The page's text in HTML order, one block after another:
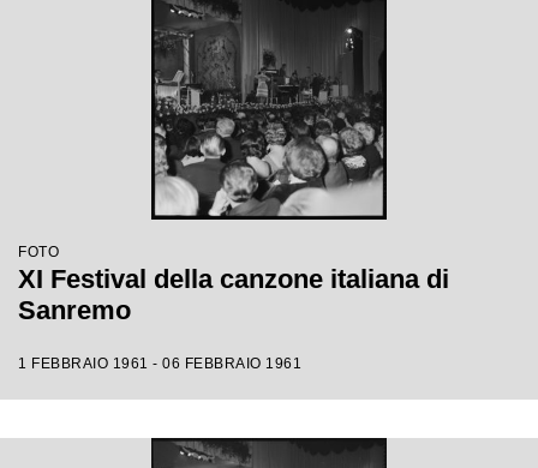
FOTO
XI Festival della canzone italiana di
Sanremo
1 FEBBRAIO 1961 - 06 FEBBRAIO 1961